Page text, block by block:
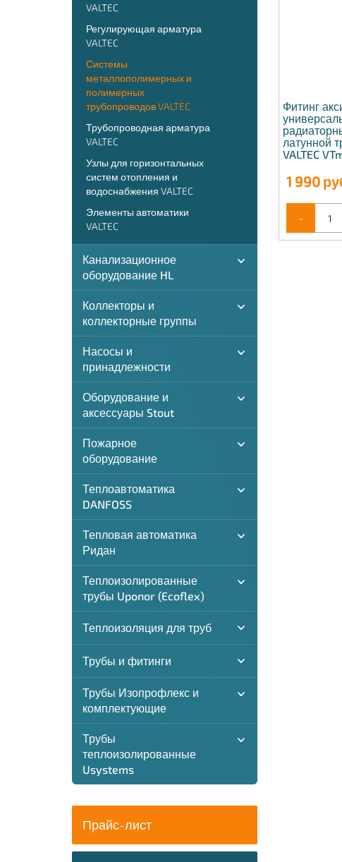
VALTEC
Регулирующая арматура
VALTEC
Системы
металлополимерных и
полимерных
трубопроводов VALTEC
Трубопроводная арматура
VALTEC
Узлы для горизонтальных
систем отопления и
водоснабжения VALTEC
Элементы автоматики
VALTEC
Канализационное
оборудование HL
Коллекторы и
коллекторные группы
Насосы и
принадлежности
Оборудование и
аксессуары Stout
Пожарное
оборудование
Теплоавтоматика
DANFOSS
Тепловая автоматика
Ридан
Теплоизолированные
трубы Uponor (Ecoflex)
Теплоизоляция для труб
Трубы и фитинги
Трубы Изопрофлекс и
комплектующие
Трубы
теплоизолированные
Usystems
Прайс-лист
Фитинг
латунной
VALTEC
1 990
-